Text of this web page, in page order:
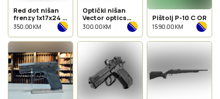
Red dot nišan
frenzy 1x17x24 3
moa
350.00 KM
Optički nišan
Vector optics
1x16x21
300.00 KM
Pištolj P-10 C OR
1 590.00 KM